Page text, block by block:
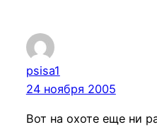
psisa1
24 ноября 2005
Вот на охоте еще ни